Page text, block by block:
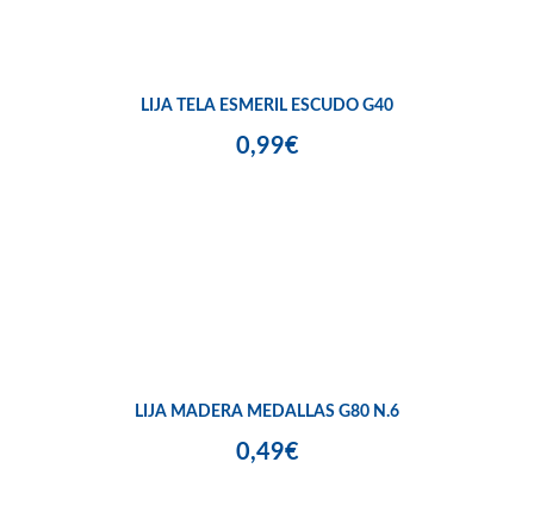
LIJA TELA ESMERIL ESCUDO G40
0,99€
LIJA MADERA MEDALLAS G80 N.6
0,49€